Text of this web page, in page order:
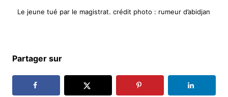
Le jeune tué par le magistrat. crédit photo : rumeur d’abidjan
Partager sur